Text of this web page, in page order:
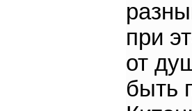
при
от
быть